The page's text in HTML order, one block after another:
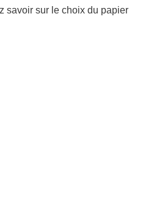
savoir sur le choix du papier